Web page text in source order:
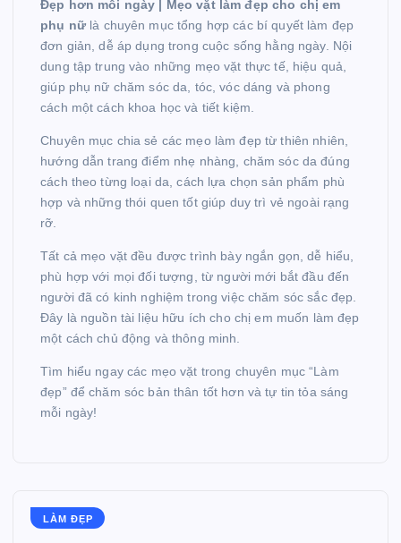
Đẹp hơn mỗi ngày | Mẹo vặt làm đẹp cho chị em
phụ nữlà chuyên mục tổng hợp các bí quyết làm đẹp
đơn giản, dễ áp dụng trong cuộc sống hằng ngày. Nội
dung tập trung vào những mẹo vặt thực tế, hiệu quả,
giúp phụ nữ chăm sóc da, tóc, vóc dáng và phong
cách một cách khoa học và tiết kiệm.
Chuyên mục chia sẻ các mẹo làm đẹp từ thiên nhiên,
hướng dẫn trang điểm nhẹ nhàng, chăm sóc da đúng
cách theo từng loại da, cách lựa chọn sản phẩm phù
hợp và những thói quen tốt giúp duy trì vẻ ngoài rạng
rỡ.
Tất cả mẹo vặt đều được trình bày ngắn gọn, dễ hiểu,
phù hợp với mọi đối tượng, từ người mới bắt đầu đến
người đã có kinh nghiệm trong việc chăm sóc sắc đẹp.
Đây là nguồn tài liệu hữu ích cho chị em muốn làm đẹp
một cách chủ động và thông minh.
Tìm hiểu ngay các mẹo vặt trong chuyên mục “Làm
đẹp” để chăm sóc bản thân tốt hơn và tự tin tỏa sáng
mỗi ngày!
LÀM ĐẸP